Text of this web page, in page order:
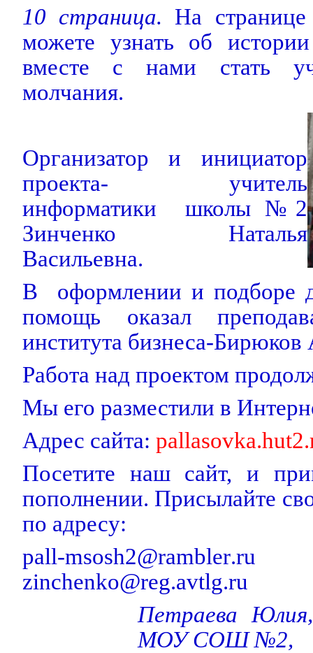
10 страница. На
можете узнать об
вместе с нами стать
молчания.
Организатор и инициатор
проекта- учитель
информатики школы №2
Зинченко Наталья
Васильевна.
В оформлении и подборе
помощь оказал
института бизнеса-
Работа над проектом
Мы его разместили в
Адрес сайта:
Посетите наш сайт, и
пополнении. Присылайте
по адресу:
pall-msosh2@rambler.ru
zinchenko@reg.avtlg.ru
Петраева
МОУ СОШ №2,